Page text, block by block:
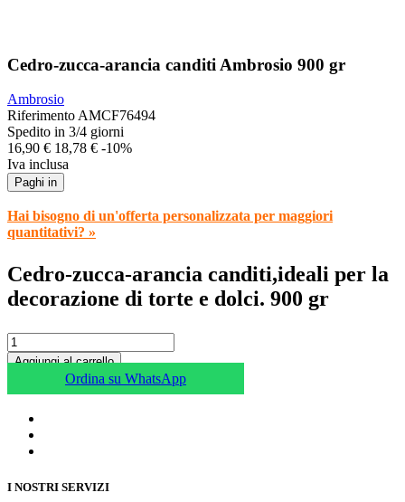
Cedro-zucca-arancia canditi Ambrosio 900 gr
Ambrosio
RiferimentoAMCF76494
Spedito in 3/4 giorni
16,90 € 18,78 € -10%
Iva inclusa
Paghi in
Hai bisogno di un'offerta personalizzata per maggiori
quantitativi? »
Cedro-zucca-arancia canditi,ideali per la
decorazione di torte e dolci. 900 gr
Aggiungi al carrello
Ordina su WhatsApp
I NOSTRI SERVIZI